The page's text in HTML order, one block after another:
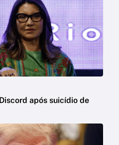
após suicídio de